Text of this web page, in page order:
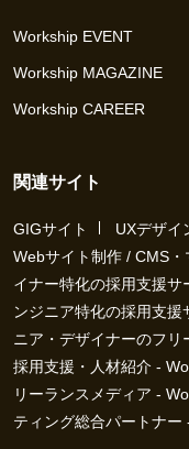
Workship EVENT
Workship MAGAZINE
Workship CAREER
関連サイト
GIGサイト
UXデザイ
Webサイト制作 / CMS
イナー特化の採用支援
ンジニア特化の採用支
ニア・デザイナーのフ
採用支援・人材紹介 -
リーランスメディア -
ティング総合パートナー